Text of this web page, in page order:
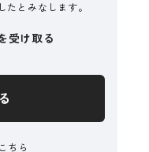
たとみなします。
受け取る
こちら